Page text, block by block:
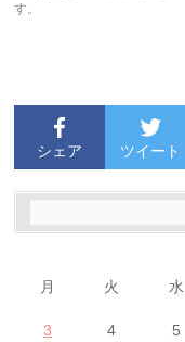
す。
シェア ツイート
月
火 水
3
4 5